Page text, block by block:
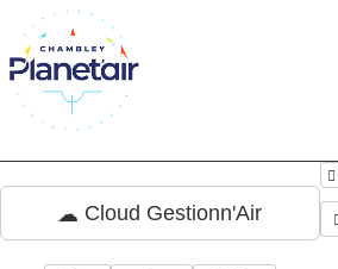
Cloud Gestionn'Air